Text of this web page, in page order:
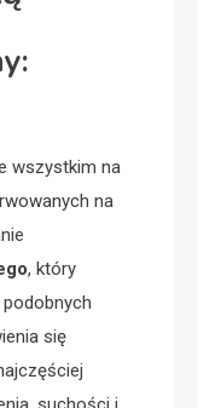
wszystkim na
na
, który
się